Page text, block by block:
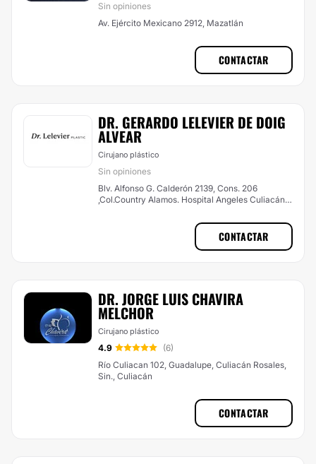
Sin opiniones
Av. Ejército Mexicano 2912, Mazatlán
CONTACTAR
DR. GERARDO LELEVIER DE DOIG
ALVEAR
Cirujano plástico
Sin opiniones
Blv. Alfonso G. Calderón 2139, Cons. 206
,Col.Country Alamos. Hospital Angeles Culiacán,,
CONTACTAR
DR. JORGE LUIS CHAVIRA
MELCHOR
Cirujano plástico
4.9
(6)
Río Culiacan 102, Guadalupe, Culiacán Rosales,
Sin., Culiacán
CONTACTAR